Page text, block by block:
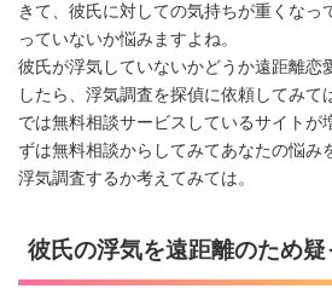
きて、彼氏に対しての気持ちが重くなっ
っていないか悩みますよね。
彼氏が浮気していないかどうか遠距離恋
したら、浮気調査を探偵に依頼してみて
では無料相談サービスしているサイトが
ずは無料相談からしてみてあなたの悩み
浮気調査するか考えてみては。
彼氏の浮気を遠距離のため